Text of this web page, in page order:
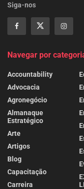
Siga-nos
Navegar por
Accountability
Advocacia
Agronegócio
Almanaque
Estratégico
Arte
Artigos
Blog
Capacitação
Carreira